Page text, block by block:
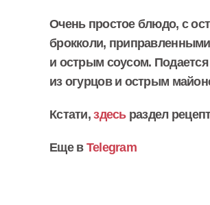
Очень простое блюдо, с
брокколи,
и острым соусом.
из огурцов и острым
Кстати,здесьраздел
Еще в Telegram